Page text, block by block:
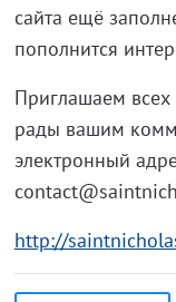
сайта ещё
пополнится
Приглашаем всех
рады вашим
электронный
http://